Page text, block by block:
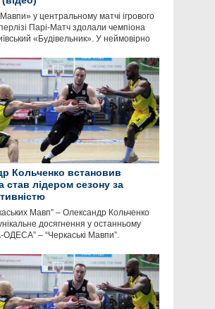
у центральному матчі ігрового
Парі-Матч здолали чемпіона
«Будівельник». У неймовірно
Кольченко встановив
став лідером сезону за
Мавп” – Олександр Кольченко
досягнення у останньому
ОДЕСА” – “Черкаські Мавпи”.